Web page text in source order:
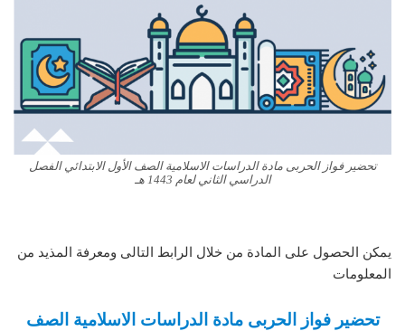
تحضير فواز الحربى مادة الدراسات الاسلامية الصف الأول الابتدائي الفصل
الدراسي الثاني لعام 1443 هـ
يمكن الحصول على المادة من خلال الرابط التالى ومعرفة المذيد من
المعلومات
تحضير فواز الحربى مادة الدراسات الاسلامية الصف